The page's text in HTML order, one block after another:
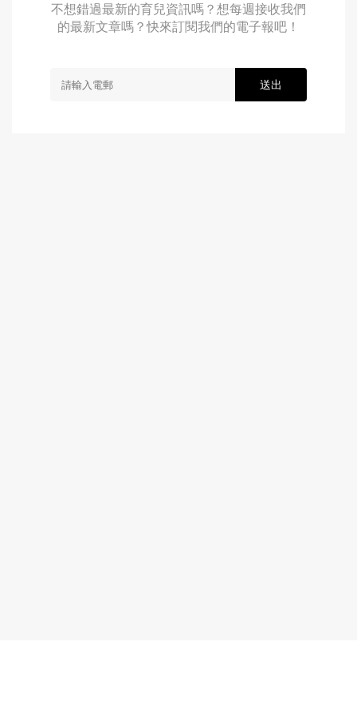
不想錯過最新的育兒資訊嗎？想每週接收我們
的最新文章嗎？快來訂閱我們的電子報吧！
送出